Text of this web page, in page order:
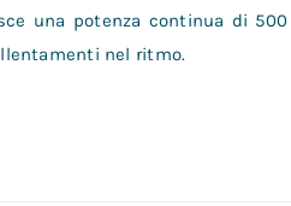
una potenza continua di
nel ritmo.